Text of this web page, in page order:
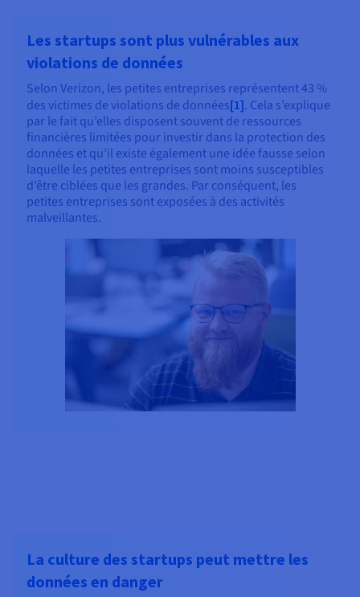
Les startups sont plus vulnérables aux
violations de données
Selon Verizon, les petites entreprises représentent 43 %
des victimes de violations de données[1]. Cela s’explique
par le fait qu’elles disposent souvent de ressources
financières limitées pour investir dans la protection des
données et qu’il existe également une idée fausse selon
laquelle les petites entreprises sont moins susceptibles
d’être ciblées que les grandes. Par conséquent, les
petites entreprises sont exposées à des activités
malveillantes.
La culture des startups peut mettre les
données en danger